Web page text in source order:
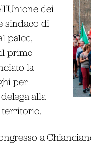
dei
sindaco di
palco,
primo
la
per
alla
a